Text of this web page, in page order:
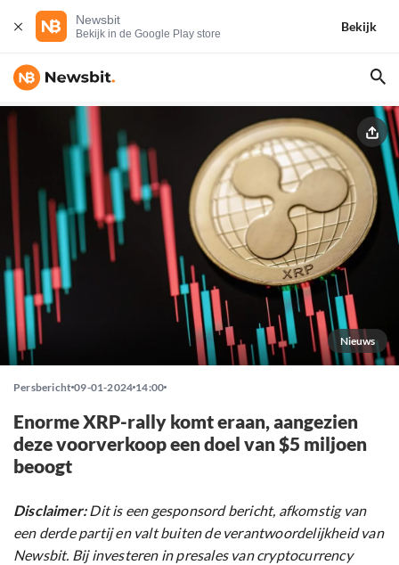
Newsbit
Bekijk in de Google Play store
Bekijk
Nieuws
Persbericht 09-01-2024 14:00
Enorme XRP-rally komt eraan, aangezien
deze voorverkoop een doel van $5 miljoen
beoogt
Disclaimer:Dit is een gesponsord bericht, afkomstig van
een derde partij en valt buiten de verantwoordelijkheid van
Newsbit. Bij investeren in presales van cryptocurrency